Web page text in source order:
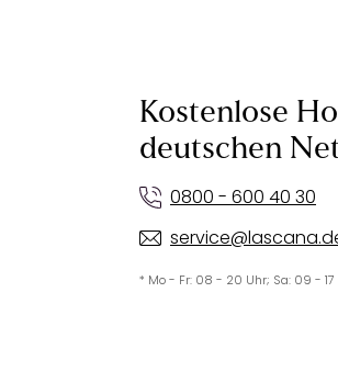
Kostenlose
deutschen
0800 - 600 40 30
* Mo - Fr: 08 - 20 Uhr; Sa: 09 - 17